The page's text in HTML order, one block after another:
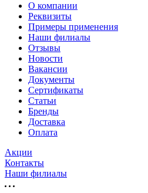
О компании
Реквизиты
Примеры применения
Наши филиалы
Отзывы
Новости
Вакансии
Документы
Cертификаты
Статьи
Бренды
Доставка
Оплата
Акции
Контакты
Наши филиалы